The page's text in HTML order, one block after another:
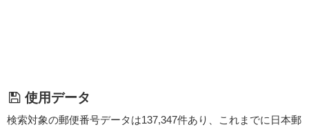
使用データ
検索対象の郵便番号データは137,347件あり、これまでに日本郵